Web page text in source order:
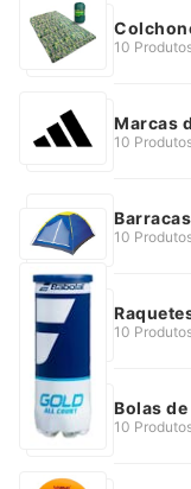
10
Marcas
10
10
10
Bolas
10